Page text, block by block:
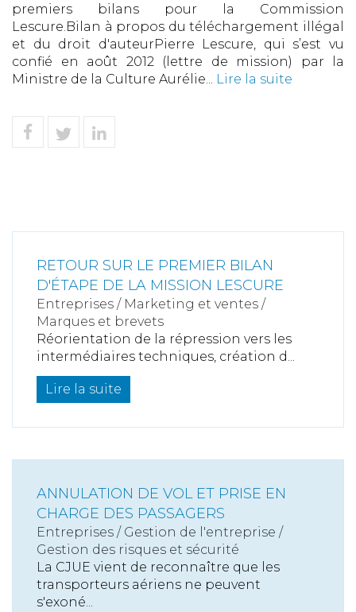
premiers bilans pour la Commission
Lescure.Bilan à propos du téléchargement illégal
et du droit d'auteurPierre Lescure, qui s’est vu
confié en août 2012 (lettre de mission) par la
Ministre de la Culture Aurélie... Lire la suite
RETOUR SUR LE PREMIER BILAN
D'ÉTAPE DE LA MISSION LESCURE
Entreprises / Marketing et ventes /
Marques et brevets
Réorientation de la répression vers les
intermédiaires techniques, création d...
Lire la suite
ANNULATION DE VOL ET PRISE EN
CHARGE DES PASSAGERS
Entreprises / Gestion de l'entreprise /
Gestion des risques et sécurité
La CJUE vient de reconnaître que les
transporteurs aériens ne peuvent
s'exoné...